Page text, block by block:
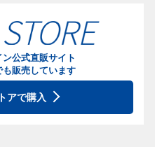
公式直販サイト
販売しています
アで購入